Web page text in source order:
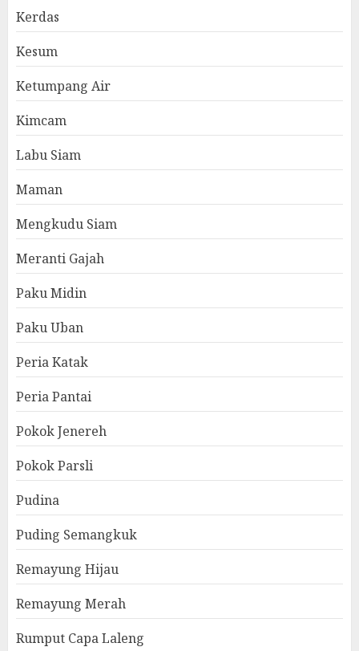
Kerdas
Kesum
Ketumpang Air
Kimcam
Labu Siam
Maman
Mengkudu Siam
Meranti Gajah
Paku Midin
Paku Uban
Peria Katak
Peria Pantai
Pokok Jenereh
Pokok Parsli
Pudina
Puding Semangkuk
Remayung Hijau
Remayung Merah
Rumput Capa Laleng